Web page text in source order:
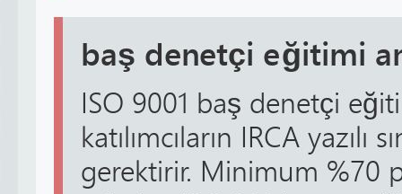
baş denetçi eğitimi
ISO 9001 baş denetçi
katılımcıların IRCA yazılı
gerektirir. Minimum %70